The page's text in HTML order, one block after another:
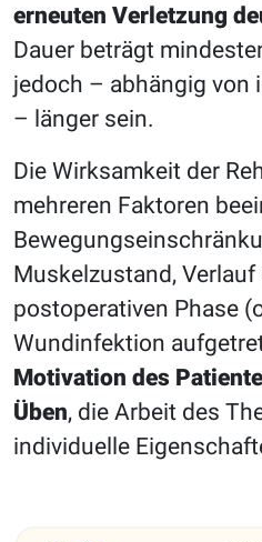
erneuten Verletzung
Dauer beträgt
jedoch – abhängig von
– länger sein.
Die Wirksamkeit der
mehreren Faktoren
Muskelzustand, Verlauf
postoperativen Phase
Wundinfektion
Motivation des
Üben, die Arbeit des
individuelle